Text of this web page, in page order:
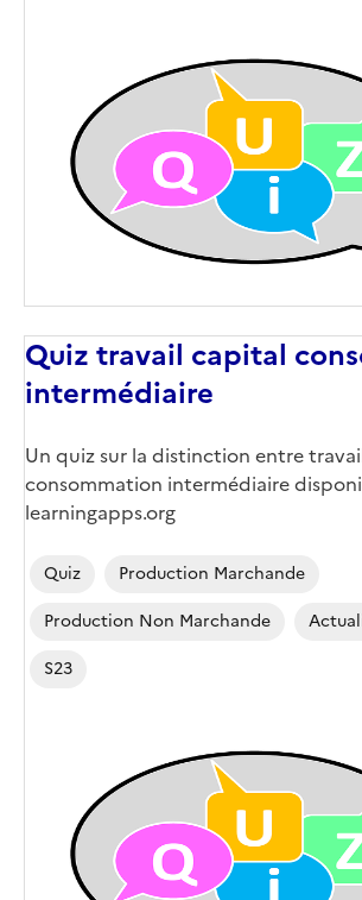
Quiz travail capital
intermédiaire
Un quiz sur la distinction entre
consommation intermédiaire
learningapps.org
Quiz
Production Marchande
Production Non Marchande
S23